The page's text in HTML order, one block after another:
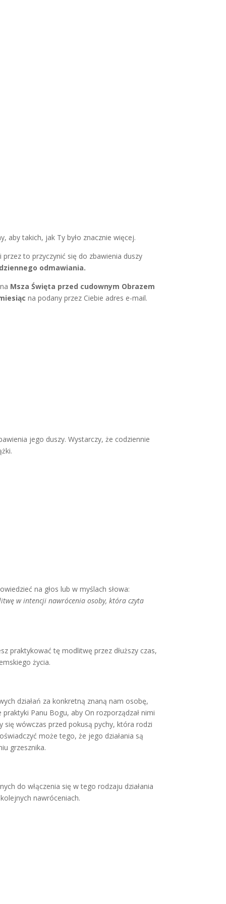
aby takich, jak Ty było znacznie więcej.
to przyczynić się do zbawienia duszy
odmawiania.
Msza Święta przed cudownym Obrazem
na podany przez Ciebie adres e-mail.
jego duszy. Wystarczy, że codziennie
na głos lub w myślach słowa:
w intencji nawrócenia osoby, która czyta
praktykować tę modlitwę przez dłuższy czas,
życia.
działań za konkretną znaną nam osobę,
Panu Bogu, aby On rozporządzał nimi
się wówczas przed pokusą pychy, która rodzi
może tego, że jego działania są
grzesznika.
do włączenia się w tego rodzaju działania
nawróceniach.